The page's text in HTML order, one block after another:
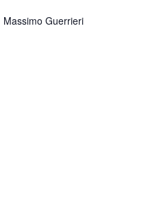
Massimo Guerrieri